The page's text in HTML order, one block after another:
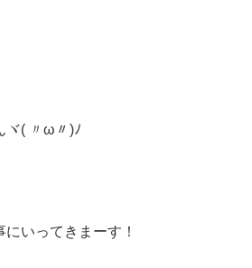
ヾ( 〃ω〃)ﾉ
いってきまーす！